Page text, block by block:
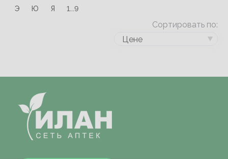
Э
Ю Я 1...9
Сортировать по:
Цене